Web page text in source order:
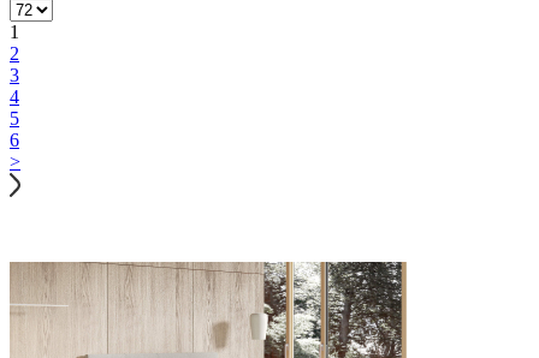
1
2
3
4
5
6
>